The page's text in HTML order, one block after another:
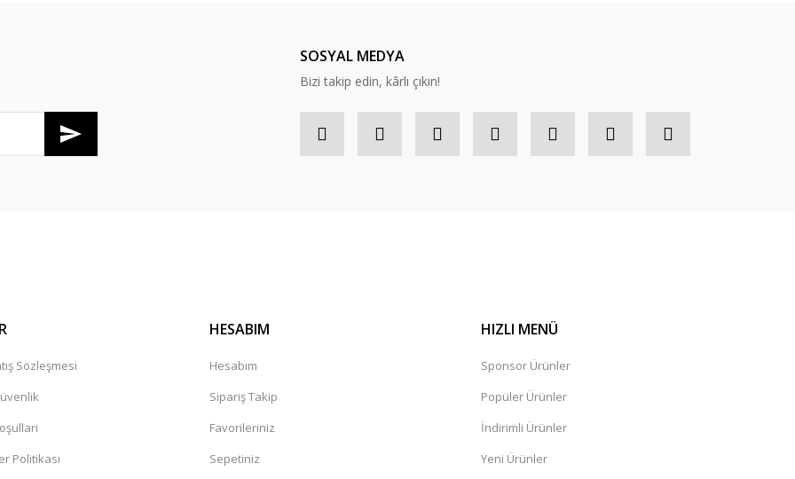
SOSYAL MEDYA
Bizi takip edin, kârlı çıkın!
Sözleşmesi
Politikası
HESABIM
Hesabım
Sipariş Takip
Favorileriniz
Sepetiniz
HIZLI MENÜ
Sponsor Ürünler
Popüler Ürünler
İndirimli Ürünler
Yeni Ürünler